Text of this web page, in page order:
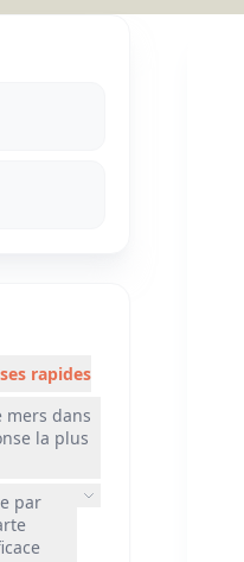
rapides
mers dans
la plus
par